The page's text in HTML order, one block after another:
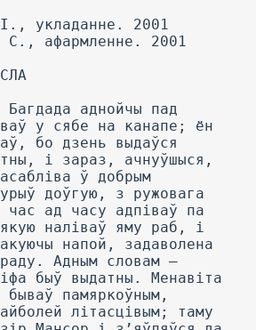
укладанне. 2001
С., афармленне. 2001
аднойчы пад
у сябе на канапе; ён
бо дзень выдаўся
і зараз, ачнуўшыся,
ў добрым
доўгую, з ружовага
час ад часу адпіваў па
наліваў яму раб, і
напой, задаволена
Адным словам —
быў выдатны. Менавіта
памяркоўным,
літасцівым; таму